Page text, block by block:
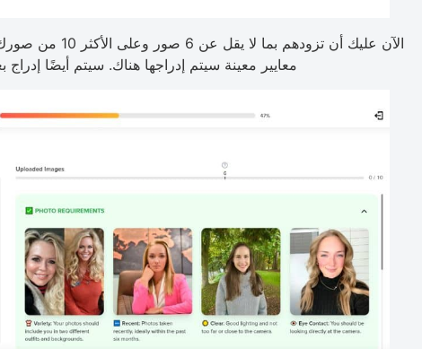
الآن عليك أن
معايير معينة سيتم إدراجها هناك. سيتم أيضًا